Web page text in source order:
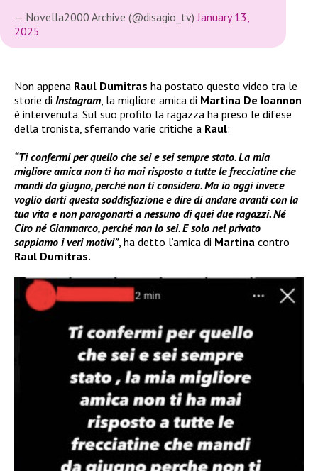
— Novella2000 Archive (@disagio_tv)January 13,
2025
Non appena Raul Dumitras ha postato questo video tra le
storie di Instagram, la migliore amica di Martina De Ioannon
è intervenuta. Sul suo profilo la ragazza ha preso le difese
della tronista, sferrando varie critiche a Raul:
“Ti confermi per quello che sei e sei sempre stato. La mia
migliore amica non ti ha mai risposto a tutte le frecciatine che
mandi da giugno, perché non ti considera. Ma io oggi invece
voglio darti questa soddisfazione e dire di andare avanti con la
tua vita e non paragonarti a nessuno di quei due ragazzi. Né
Ciro né Gianmarco, perché non lo sei. E solo nel privato
sappiamo i veri motivi”, ha detto l’amica di Martina contro
Raul Dumitras.